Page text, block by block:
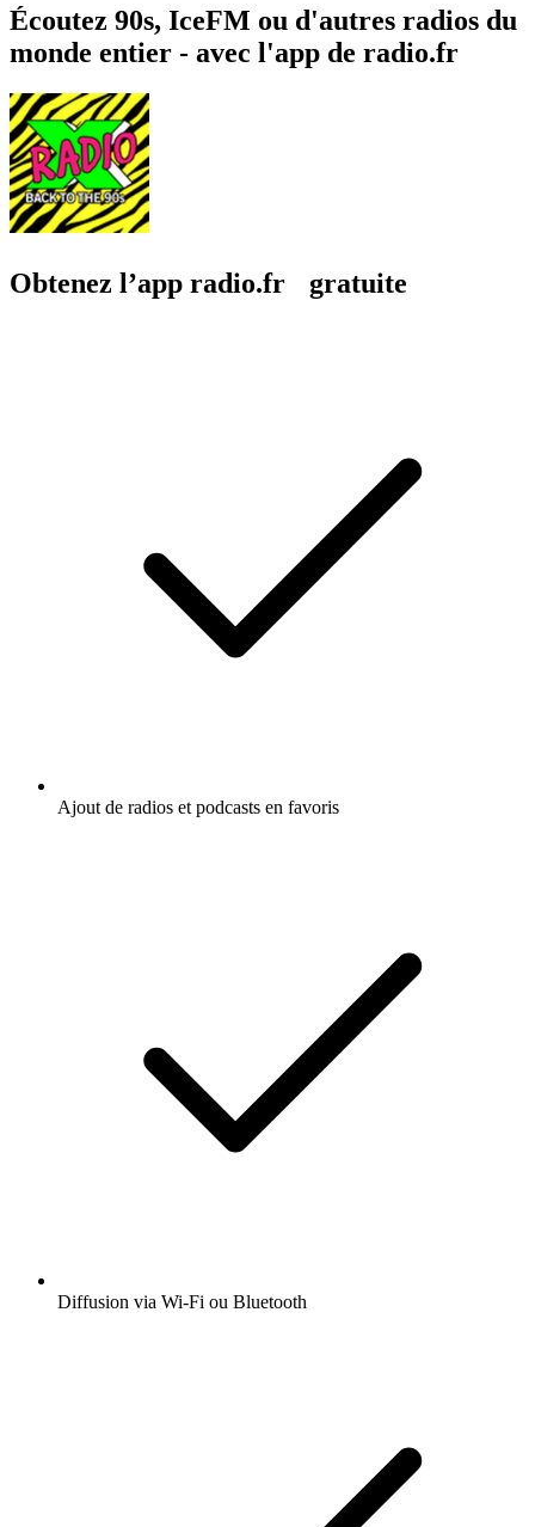
Écoutez 90s, IceFM ou d'autres radios du
monde entier - avec l'app de radio.fr
Obtenez l’app radio.fr gratuite
Ajout de radios et podcasts en favoris
Diffusion via Wi-Fi ou Bluetooth